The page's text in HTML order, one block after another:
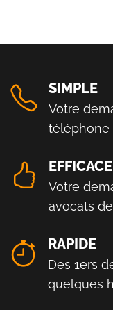
SIMPLE
Votre
téléphone
EFFICACE
Votre
avocats
RAPIDE
Des 1ers
quelques